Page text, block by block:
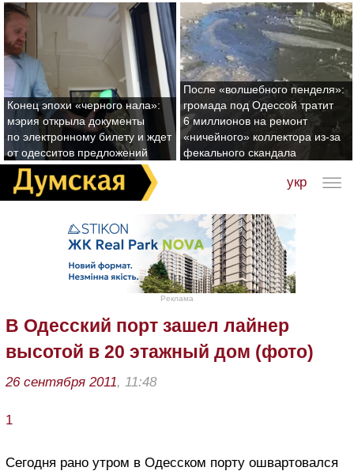
Конец эпохи «черного нала»:
мэрия открыла документы
по электронному билету и ждет
от одесситов предложений
После «волшебного пенделя»:
громада под Одессой тратит
6 миллионов на ремонт
«ничейного» коллектора из-за
фекального скандала
укр
Реклама
В Одесский порт зашел лайнер
высотой в 20 этажный дом (фото)
26 сентября 2011, 11:48
1
Сегодня рано утром в Одесском порту ошвартовался